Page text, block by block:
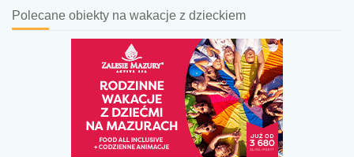
Polecane obiekty na wakacje z dzieckiem